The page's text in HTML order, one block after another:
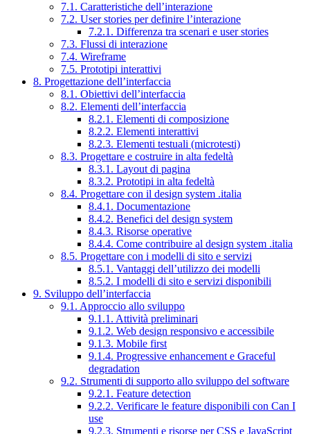
7.1. Caratteristiche dell’interazione
7.2. User stories per definire l’interazione
7.2.1. Differenza tra scenari e user stories
7.3. Flussi di interazione
7.4. Wireframe
7.5. Prototipi interattivi
8. Progettazione dell’interfaccia
8.1. Obiettivi dell’interfaccia
8.2. Elementi dell’interfaccia
8.2.1. Elementi di composizione
8.2.2. Elementi interattivi
8.2.3. Elementi testuali (microtesti)
8.3. Progettare e costruire in alta fedeltà
8.3.1. Layout di pagina
8.3.2. Prototipi in alta fedeltà
8.4. Progettare con il design system .italia
8.4.1. Documentazione
8.4.2. Benefici del design system
8.4.3. Risorse operative
8.4.4. Come contribuire al design system .italia
8.5. Progettare con i modelli di sito e servizi
8.5.1. Vantaggi dell’utilizzo dei modelli
8.5.2. I modelli di sito e servizi disponibili
9. Sviluppo dell’interfaccia
9.1. Approccio allo sviluppo
9.1.1. Attività preliminari
9.1.2. Web design responsivo e accessibile
9.1.3. Mobile first
9.1.4. Progressive enhancement e Graceful
degradation
9.2. Strumenti di supporto allo sviluppo del software
9.2.1. Feature detection
9.2.2. Verificare le feature disponibili con Can I
use
9.2.3. Strumenti e risorse per CSS e JavaScript